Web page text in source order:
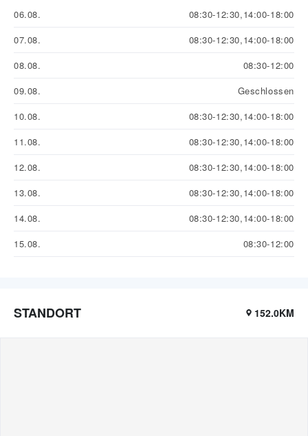
06.08.
08:30-12:30,14:00-18:00
07.08.
08:30-12:30,14:00-18:00
08.08.
08:30-12:00
09.08.
Geschlossen
10.08.
08:30-12:30,14:00-18:00
11.08.
08:30-12:30,14:00-18:00
12.08.
08:30-12:30,14:00-18:00
13.08.
08:30-12:30,14:00-18:00
14.08.
08:30-12:30,14:00-18:00
15.08.
08:30-12:00
STANDORT 152.0KM